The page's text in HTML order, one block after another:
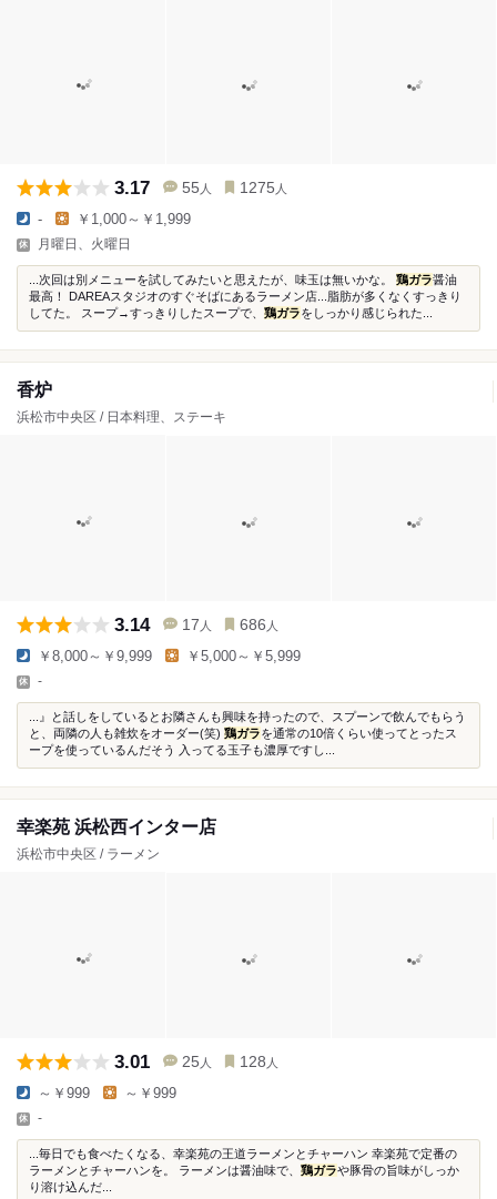
3.17 55 人 1275 人
- ￥1,000～￥1,999
月曜日、火曜日
...次回は別メニューを試してみたいと思えたが、味玉は無いかな。 鶏ガラ醤油
最高！ DAREAスタジオのすぐそばにあるラーメン店...脂肪が多くなくすっきり
してた。 スープ→すっきりしたスープで、 鶏ガラをしっかり感じられた...
香炉
浜松市中央区 / 日本料理、ステーキ
3.14 17 人 686 人
￥8,000～￥9,999 ￥5,000～￥5,999
-
...』と話しをしているとお隣さんも興味を持ったので、スプーンで飲んでもらう
と、両隣の人も雑炊をオーダー(笑) 鶏ガラを通常の10倍くらい使ってとったス
ープを使っているんだそう 入ってる玉子も濃厚ですし...
幸楽苑 浜松西インター店
浜松市中央区 / ラーメン
3.01 25 人 128 人
～￥999 ～￥999
-
...毎日でも食べたくなる、幸楽苑の王道ラーメンとチャーハン 幸楽苑で定番の
ラーメンとチャーハンを。 ラーメンは醤油味で、 鶏ガラや豚骨の旨味がしっか
り溶け込んだ...